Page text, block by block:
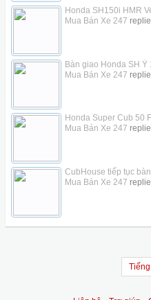
Honda SH150i HMR
Mua Bán Xe 247
Bàn giao Honda SH Ý
Mua Bán Xe 247
Honda Super Cub 50
Mua Bán Xe 247
CubHouse tiếp tục
Mua Bán Xe 247